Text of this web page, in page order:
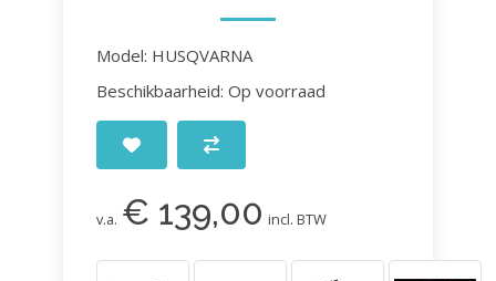
Model: HUSQVARNA
Beschikbaarheid: Op voorraad
v.a. € 139,00 incl. BTW